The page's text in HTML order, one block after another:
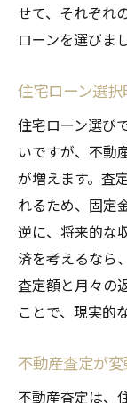
せて、それぞれ
ローンを選びま
住宅ローン選
住宅ローン選び
いですが、不動
が増えます。査
れるため、固定
逆に、将来的な
済を考えるなら
査定額と月々の
ことで、現実的
不動産査定が
不動産査定は、